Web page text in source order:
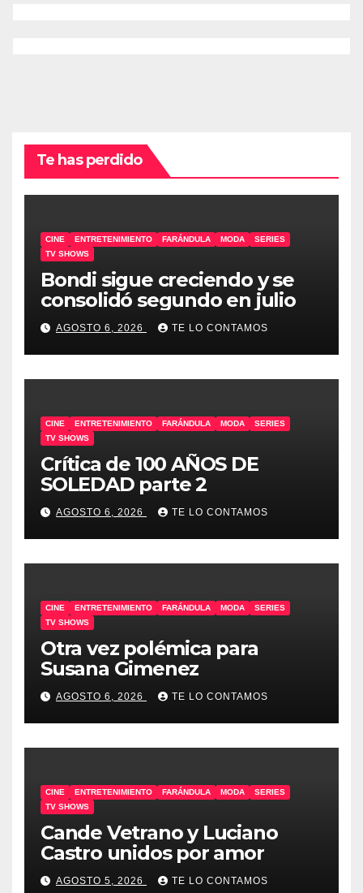
Te has perdido
CINE ENTRETENIMIENTO FARÁNDULA MODA
SERIES
TV SHOWS
Bondi sigue creciendo y se
consolidó segundo en julio
AGOSTO 6, 2026 TE LO CONTAMOS
CINE ENTRETENIMIENTO FARÁNDULA MODA
SERIES
TV SHOWS
Crítica de 100 AÑOS DE
SOLEDAD parte 2
AGOSTO 6, 2026 TE LO CONTAMOS
CINE ENTRETENIMIENTO FARÁNDULA MODA
SERIES
TV SHOWS
Otra vez polémica para
Susana Gimenez
AGOSTO 6, 2026 TE LO CONTAMOS
CINE ENTRETENIMIENTO FARÁNDULA MODA
SERIES
TV SHOWS
Cande Vetrano y Luciano
Castro unidos por amor
AGOSTO 5, 2026 TE LO CONTAMOS